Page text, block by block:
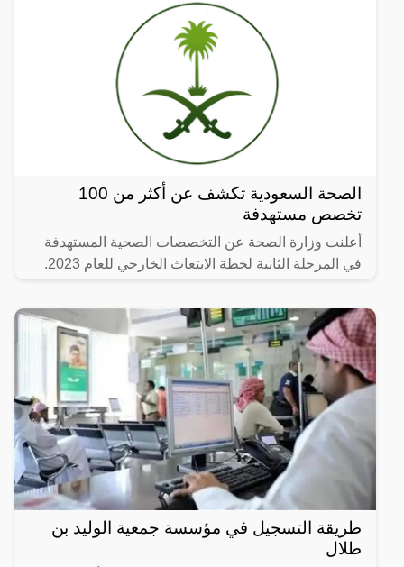
الصحة السعودية تكشف عن أكثر من 100
تخصص مستهدفة
أعلنت وزارة الصحة عن التخصصات الصحية المستهدفة
في المرحلة الثانية لخطة الابتعاث الخارجي للعام 2023.
طريقة التسجيل في مؤسسة جمعية الوليد بن
طلال